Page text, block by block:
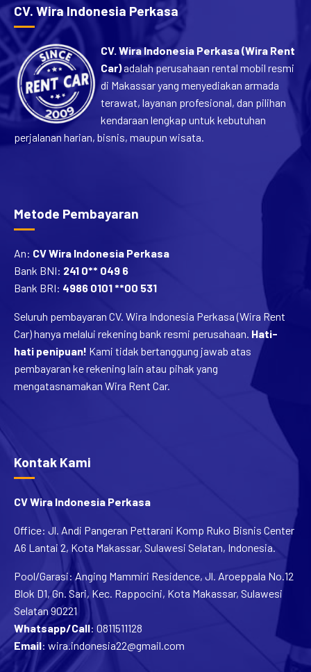
CV. Wira Indonesia Perkasa
CV. Wira Indonesia Perkasa (Wira Rent
Car)adalah perusahaan rental mobil resmi
di Makassar yang menyediakan armada
terawat, layanan profesional, dan pilihan
kendaraan lengkap untuk kebutuhan
perjalanan harian, bisnis, maupun wisata.
Metode Pembayaran
An: CV Wira Indonesia Perkasa
Bank BNI: 241 0** 049 6
Bank BRI: 4986 0101 **00 531
Seluruh pembayaran CV. Wira Indonesia Perkasa (Wira Rent
Car) hanya melalui rekening bank resmi perusahaan. Hati-
hati penipuan! Kami tidak bertanggung jawab atas
pembayaran ke rekening lain atau pihak yang
mengatasnamakan Wira Rent Car.
Kontak Kami
CV Wira Indonesia Perkasa
Office: Jl. Andi Pangeran Pettarani Komp Ruko Bisnis Center
A6 Lantai 2, Kota Makassar, Sulawesi Selatan, Indonesia.
Pool/Garasi: Anging Mammiri Residence, Jl. Aroeppala No.12
Blok D1, Gn. Sari, Kec. Rappocini, Kota Makassar, Sulawesi
Selatan 90221
Whatsapp/Call: 0811511128
Email: wira.indonesia22@gmail.com